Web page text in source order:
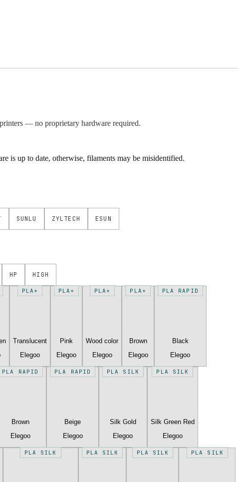
— no proprietary hardware required.
is up to date, otherwise, filaments may be misidentified.
SUNLU ZYLTECH ESUN
HP HIGH
PLA+
Translucent
Elegoo
PLA+
Pink
Elegoo
PLA+
Wood color
Elegoo
PLA+
Brown
Elegoo
PLA RAPID
Black
Elegoo
PLA RAPID
Brown
Elegoo
PLA RAPID
Beige
Elegoo
PLA SILK
Silk Gold
Elegoo
PLA SILK
Silk Green Red
Elegoo
PLA SILK PLA SILK PLA SILK PLA SILK